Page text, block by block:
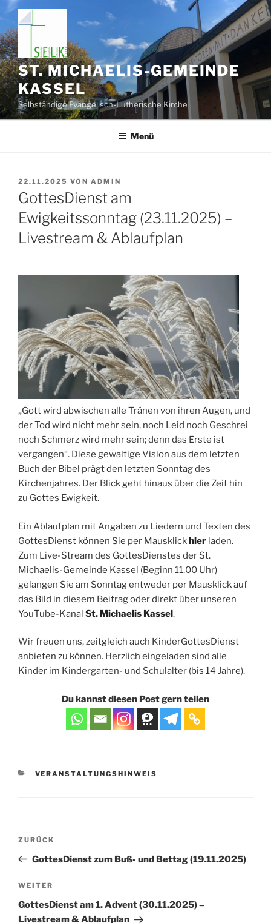
Zum
Inhalt
springen
ST. MICHAELIS-GEMEINDE
KASSEL
Selbständige Evangelisch-Lutherische Kirche
Menü
VERÖFFENTLICHT
AM
22.11.2025 VON ADMIN
GottesDienst am
Ewigkeitssonntag (23.11.2025) –
Livestream & Ablaufplan
„Gott wird abwischen alle Tränen von ihren Augen, und
der Tod wird nicht mehr sein, noch Leid noch Geschrei
noch Schmerz wird mehr sein; denn das Erste ist
vergangen“. Diese gewaltige Vision aus dem letzten
Buch der Bibel prägt den letzten Sonntag des
Kirchenjahres. Der Blick geht hinaus über die Zeit hin
zu Gottes Ewigkeit.
Ein Ablaufplan mit Angaben zu Liedern und Texten des
GottesDienst können Sie per Mausklickhier laden.
Zum Live-Stream des GottesDienstes der St.
Michaelis-Gemeinde Kassel (Beginn 11.00 Uhr)
gelangen Sie am Sonntag entweder per Mausklick auf
das Bild in diesem Beitrag oder direkt über unseren
YouTube-Kanal St. Michaelis Kassel.
Wir freuen uns, zeitgleich auch KinderGottesDienst
anbieten zu können. Herzlich eingeladen sind alle
Kinder im Kindergarten- und Schulalter (bis 14 Jahre).
Du kannst diesen Post gern teilen
KATEGORIEN
VERANSTALTUNGSHINWEIS
Beitragsnavigation
Vorheriger
Beitrag
ZURÜCK
GottesDienst zum Buß- und Bettag (19.11.2025)
Nächster
Beitrag
WEITER
GottesDienst am 1. Advent (30.11.2025) –
Livestream & Ablaufplan